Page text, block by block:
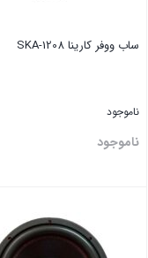
ساب ووفر کارینا SKA-1208
ناموجود
ناموجود